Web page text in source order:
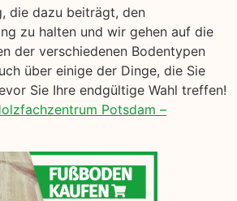
die dazu beiträgt, den
zu halten und wir gehen auf die
der verschiedenen Bodentypen
über einige der Dinge, die Sie
Sie Ihre endgültige Wahl treffen!
Potsdam –